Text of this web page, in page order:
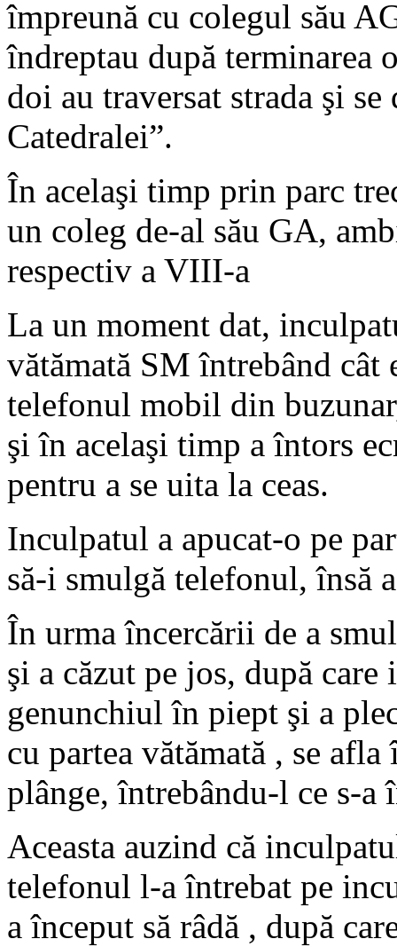
împreună cu colegul său
îndreptau după terminarea
doi au traversat strada şi
Catedralei”.
În acelaşi timp prin parc
un coleg de-al său GA,
respectiv a VIII-a
La un moment dat,
vătămată SM întrebând cât
telefonul mobil din
şi în acelaşi timp a întors
pentru a se uita la ceas.
Inculpatul a apucat-o pe
să-i smulgă telefonul, însă
În urma încercării de a
şi a căzut pe jos, după
genunchiul în piept şi a
cu partea vătămată , se
plânge, întrebându-l ce s-a
Aceasta auzind că
telefonul l-a întrebat pe
a început să râdă , după